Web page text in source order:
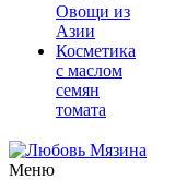
Овощи из
Азии
Косметика
с маслом
семян
томата
Меню